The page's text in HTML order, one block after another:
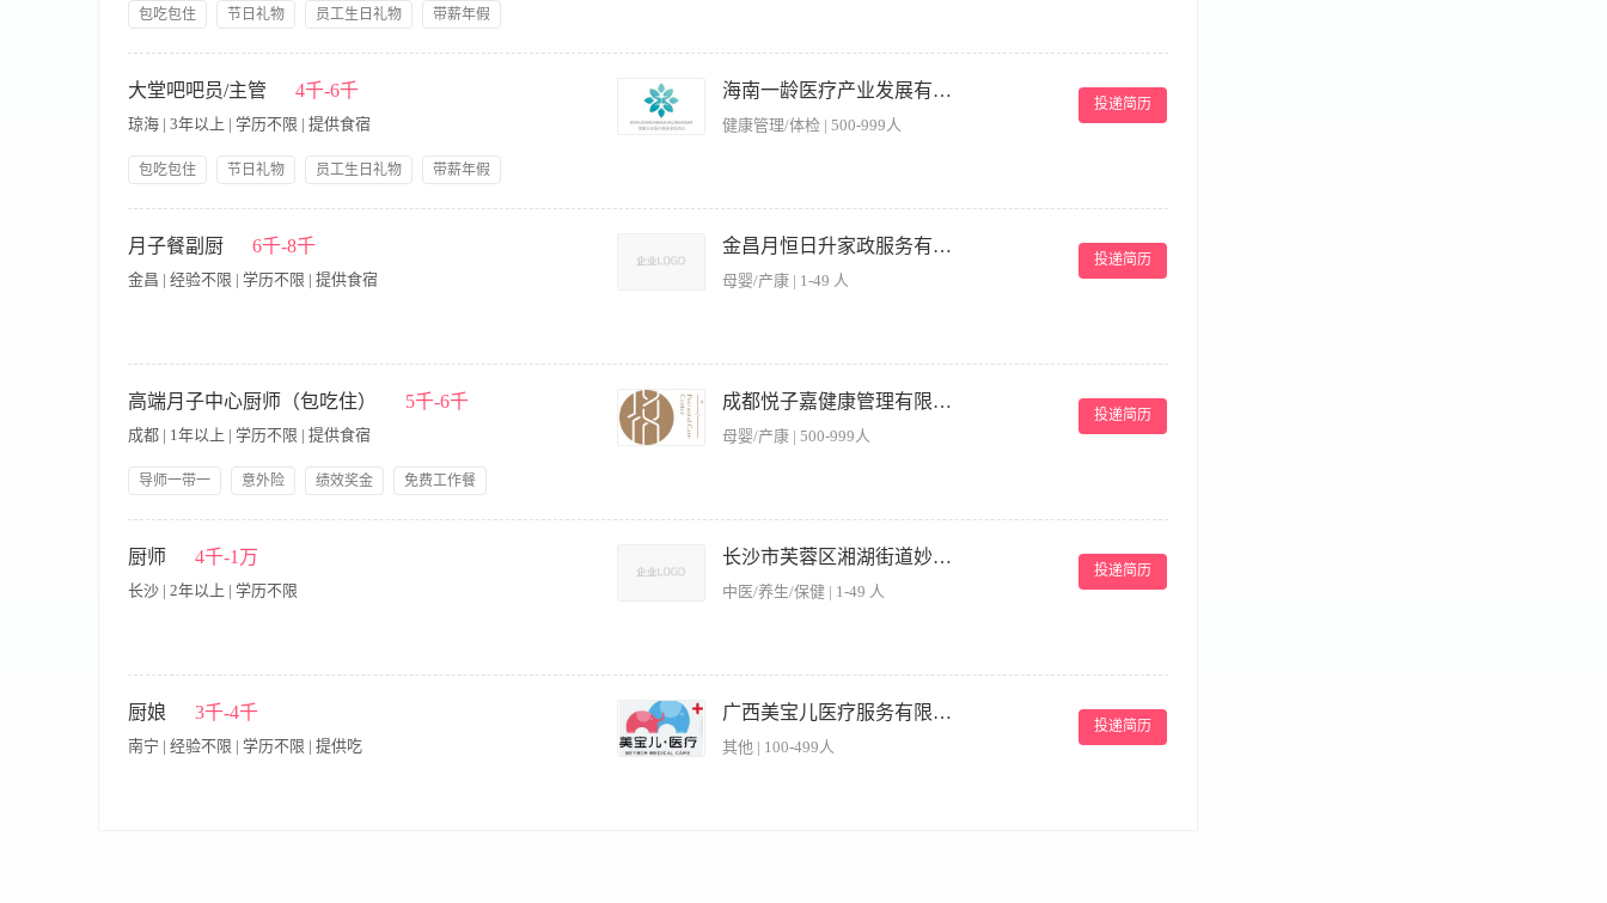
包吃包住 节日礼物 员工生日礼物
带薪年假
责召开每日班前班后例会，并安排部门主管及其他管理人员的日常工作，检查工作完成的时效性及标准性； 3、执行并检查员工的培训工作，组织员工积极参加学习
服务技巧技能，不断完善和提高员工的综合素质，做好培训考核纪录并存档； 4、定期召开餐厅员工会议，复盘近期服务及运营情况，并对餐厅员工表现进行相关绩
效考核； 5、建立并完善餐厅的工作程序和检查标准，并确保该服务程序和标准的有效实施； 6、负责与相关部门沟通，争取得到各部门对餐厅工作的配合与支持，并
及时做好相应早餐服务及人员安排； 7、负责将客人对菜肴的建议和意见转告厨师长，供厨师长在研究制定菜单及完善日常出品时作为参考； 8、负责检查餐厅日常卫
生清洁工作，餐厅环境卫生时刻保持干净，为客人提供良好的就餐氛围； 9、负责与管事部保持沟通，监督餐厅日常客用餐具、相关用具的清洁消毒工作，降低破损
率，有效控制成本； 10、妥善做好餐厅日常运营的安全与相关防火工作，确保餐厅各项安全指标完成良好； 11、负责检查餐厅设施设备的日常运转情况，并做好维护
本，确保年度成本指标完成； 13、负责与财务部保持有效协调与沟通，对相关财务数据做正确了解和控制； 14、负责餐厅的每日、月、季的促销及销售，提高餐厅收
入； 15、热情待客、态度谦和，不断提高服务质量，加强现场管理，及时发现与纠正服务当中出现的问题，有效建立部门宾客满意度档案，确保指标完成良好； 16、
大堂吧吧员/主管 4千-6千
琼海 | 3年以上 | 学历不限 | 提供食宿
包吃包住 节日礼物 员工生日礼物
带薪年假
海南一龄医疗产业发展有限公司
健康管理/体检 | 500-999人
投递简历
及班后例会，负责安排当日班次工作，并检查员工的日常仪表礼仪礼节执行情况； 2.督导员工积极向客人推荐特色咖啡、时令饮品、各类饮料，并向客人主动介绍菜
单内容及推介大堂吧相关产品； 3.监督服务员的规范操作，发现问题及时纠正，保证员工作操作流程符合标准；工作区域的整洁卫生，包括吧台、操作间、设备等的
清洁。遵守食品安全和卫生标准，确保饮品的安全和卫生。 4.依据部门培训计划，定期和不定期组织餐厅员工参加技能技巧和其他必要培训，协助总监组织其他团队
月子餐副厨 6千-8千
金昌 | 经验不限 | 学历不限 | 提供食宿
金昌月恒日升家政服务有限公司
母婴/产康 | 1-49 人
投递简历
出餐：可根据产妇顺产、剖腹产、顺产侧切、产后体虚、妊娠期糖尿病、下奶/回奶等不同体质，自主搭配一日5餐（三餐正餐+两顿加餐），独立完成食材预处理、烹
饪、分装、按时送餐整套工作，无需主厨全程盯控。 配合主厨完善月子食谱：跟进产后四阶段食补（排恶露、修复、催乳、滋补），优化菜品口味、荤素配比，定期
更新时令月子菜品；做好每日食材清点、报采，精准核算用料，减少食材损耗。 厨房环境卫生管控：严格遵循母婴厨房食品安全标准，厨具消毒、生熟分开、冰箱分
类存放食材，每日后厨清洁、消杀，符合月子中心卫生验收要求。 餐品问题跟进：收集宝妈用餐反馈，及时调整菜品软硬、口味、滋补配比；妥善处理餐食异议，配
合护理、营养师优化餐单。 辅助后厨日常：主厨休息/休假期间全权顶岗，统筹当日所有月子餐制作、出餐工作。 三、任职要求 有月子餐/营养餐/私房膳食烹饪经验，
能独立单兵完成整栋/批量月子餐出品，熟悉产后饮食禁忌、药膳食补常识； 懂荤素搭配、少油少盐低糖烹饪，擅长汤品、月子粥、面点、滋补小菜制作； 持有健康
先，能快速上手上岗。 四、福利待遇（可选补充） 月休4天，包吃住/餐补，法定节假日加班补贴； 试用期1-3个月，转正后按能力上调薪资，绩效奖金按月结算； 环
境干净舒适，工作环境为高端月子会所，工作强度低于饭店后厨。
高端月子中心厨师（包吃住） 5千-6千
成都 | 1年以上 | 学历不限 | 提供食宿
导师一带一 意外险 绩效奖金
免费工作餐
成都悦子嘉健康管理有限公司
母婴/产康 | 500-999人
投递简历
25~40岁 2、1年及以上炉台川菜或粤菜工作经验，有月子中心工作经验优先 3、具备切配及打荷能力 4、踏实、细心、有责任心 三、薪资福利 1、我们有健全的福利体
系（包吃包住，提供社保+雇主责任险、带薪年假、生日&节日福利、团建等），让你感受到爱的氛围 2、在这里有一个好的平台任你发挥，良好的工作氛围，每月准
时发薪
厨师 4千-1万
长沙 | 2年以上 | 学历不限
长沙市芙蓉区湘湖街道妙真堂养生馆
中医/养生/保健 | 1-49 人
投递简历
洁、食材分类存放，符合食品安全要求。 4. 配合店内出餐，保证出餐时效。 5. 负责食材验收、切配、腌制、加工等基础工作。 6. 遵守厨房纪律，服从店长安排，配
合团队协作。 7. 定期维护设备，发现问题及时上报。 二、任职要求 1. 年龄 18–55岁，身体健康，持有健康证。 2. 有 1年以上 同岗位工作经验，熟悉家常菜/湘菜/粤菜/
特色菜优先。 3. 熟悉厨房操作流程，会切配、掌握火候与调味。 4. 吃苦耐劳，能适应轮班/节假日上班。 5. 干净整洁、责任心强、无不良嗜好，服从管理。 6. 有团队
厨娘 3千-4千
南宁 | 经验不限 | 学历不限 | 提供吃
广西美宝儿医疗服务有限公司
其他 | 100-499人
投递简历